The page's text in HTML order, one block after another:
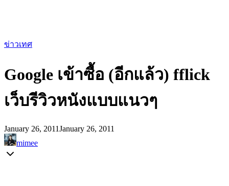
ข่าวเทศ
Google เข้าซื้อ (อีกแล้ว) fflick
เว็บรีวิวหนังแบบแนวๆ
January 26, 2011January 26, 2011
mimee